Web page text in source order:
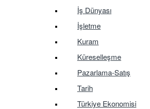
İş Dünyası
İşletme
Kuram
Küreselleşme
Pazarlama-Satış
Tarih
Türkiye Ekonomisi